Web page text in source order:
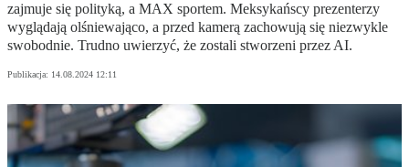
zajmuje się polityką, a MAX sportem. Meksykańscy prezenterzy
wyglądają olśniewająco, a przed kamerą zachowują się niezwykle
swobodnie. Trudno uwierzyć, że zostali stworzeni przez AI.
Publikacja: 14.08.2024 12:11